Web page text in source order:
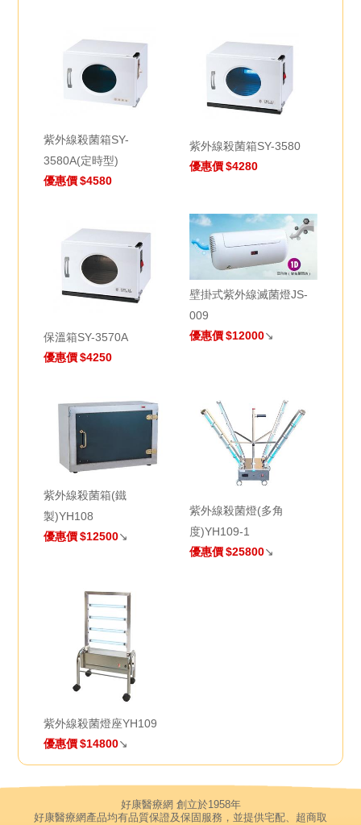
紫外線殺菌箱SY-
3580A(定時型)
優惠價 $4580
紫外線殺菌箱SY-3580
優惠價$4280
保溫箱SY-3570A
優惠價 $4250
壁掛式紫外線滅菌燈JS-
009
優惠價$12000↘
紫外線殺菌箱(鐵
製)YH108
優惠價 $12500↘
紫外線殺菌燈(多角
度)YH109-1
優惠價$25800↘
紫外線殺菌燈座YH109
優惠價 $14800↘
好康醫療網 創立於1958年
好康醫療網產品均有品質保證及保固服務，並提供宅配、超商取